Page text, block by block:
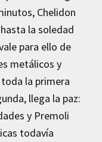
Chelidon
la soledad
para ello de
metálicos y
la primera
llega la paz:
y Premoli
todavía